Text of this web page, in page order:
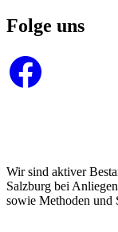
Folge uns
Facebook
Wir sind aktiver
Salzburg bei
sowie Methoden und